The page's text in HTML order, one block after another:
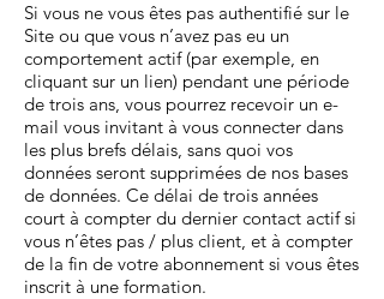
Si vous ne vous êtes pas authentifié sur le
Site ou que vous n’avez pas eu un
comportement actif (par exemple, en
cliquant sur un lien) pendant une période
de trois ans, vous pourrez recevoir un e-
mail vous invitant à vous connecter dans
les plus brefs délais, sans quoi vos
données seront supprimées de nos bases
de données. Ce délai de trois années
court à compter du dernier contact actif si
vous n’êtes pas / plus client, et à compter
de la fin de votre abonnement si vous êtes
inscrit à une formation.